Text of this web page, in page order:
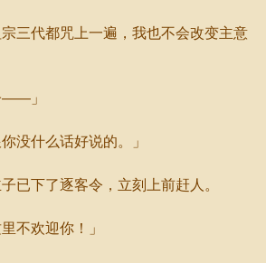
代都咒上一遍，我也不会改变主意
」
什么话好说的。」
下了逐客令，立刻上前赶人。
欢迎你！」